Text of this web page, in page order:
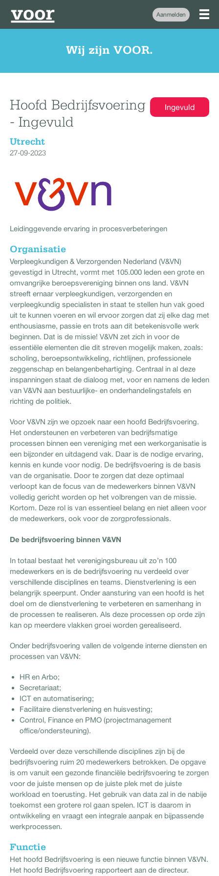
Aanmelden
Wij zijn VOOR.
Ingevuld
Hoofd Bedrijfsvoering
- Ingevuld
Utrecht
27-09-2023
Leidinggevende ervaring in procesverbeteringen
Organisatie
Verpleegkundigen & Verzorgenden Nederland (V&VN)
gevestigd in Utrecht, vormt met 105.000 leden een grote en
omvangrijke beroepsvereniging binnen ons land. V&VN
streeft ernaar verpleegkundigen, verzorgenden en
verpleegkundig specialisten in staat te stellen hun vak goed
uit te kunnen voeren en wil ervoor zorgen dat zij elke dag met
enthousiasme, passie en trots aan dit betekenisvolle werk
beginnen. Dat is de missie! V&VN zet zich in voor de
essentiële elementen die dit streven mogelijk maken, zoals:
scholing, beroepsontwikkeling, richtlijnen, professionele
zeggenschap en belangenbehartiging. Centraal in al deze
inspanningen staat de dialoog met, voor en namens de leden
van V&VN aan bestuurlijke- en onderhandelingstafels en
richting de politiek.
Voor V&VN zijn we opzoek naar een hoofd Bedrijfsvoering.
Het ondersteunen en verbeteren van bedrijfsmatige
processen binnen een vereniging met een werkorganisatie is
een bijzonder en uitdagend vak. Daar is de nodige ervaring,
kennis en kunde voor nodig. De bedrijfsvoering is de basis
van de organisatie. Door te zorgen dat deze optimaal
verloopt kan de focus van de medewerkers binnen V&VN
volledig gericht worden op het volbrengen van de missie.
Kortom. Deze rol is van essentieel belang en niet alleen voor
de medewerkers, ook voor de zorgprofessionals.
De bedrijfsvoering binnen V&VN
In totaal bestaat het verenigingsbureau uit zo’n 100
medewerkers en is de bedrijfsvoering nu verdeeld over
verschillende disciplines en teams. Dienstverlening is een
belangrijk speerpunt. Onder aansturing van een hoofd is het
doel om de dienstverlening te verbeteren en samenhang in
de processen te realiseren. Als deze processen op orde zijn
kan op meerdere vlakken groei worden gerealiseerd.
Onder bedrijfsvoering vallen de volgende interne diensten en
processen van V&VN:
HR en Arbo;
Secretariaat;
ICT en automatisering;
Facilitaire dienstverlening en huisvesting;
Control, Finance en PMO (projectmanagement
office/ondersteuning).
Verdeeld over deze verschillende disciplines zijn bij de
bedrijfsvoering ruim 20 medewerkers betrokken. De opgave
is om vanuit een gezonde financiële bedrijfsvoering te zorgen
voor de juiste mensen op de juiste plek met de juiste
workload en toerusting. Het gebruik van data zal in de nabije
toekomst een grotere rol gaan spelen. ICT is daarom in
ontwikkeling en vraagt een integrale aanpak en bijpassende
werkprocessen.
Functie
Het hoofd Bedrijfsvoering is een nieuwe functie binnen V&VN.
Het hoofd Bedrijfsvoering rapporteert aan de directeur.